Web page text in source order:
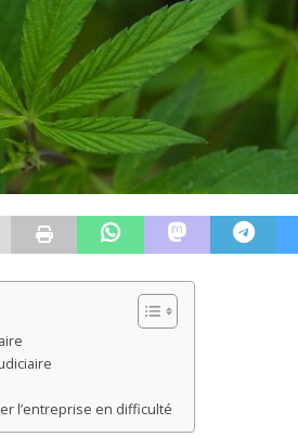
l’entreprise en difficulté